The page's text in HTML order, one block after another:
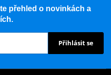
přehled o novinkách a
Přihlásit se